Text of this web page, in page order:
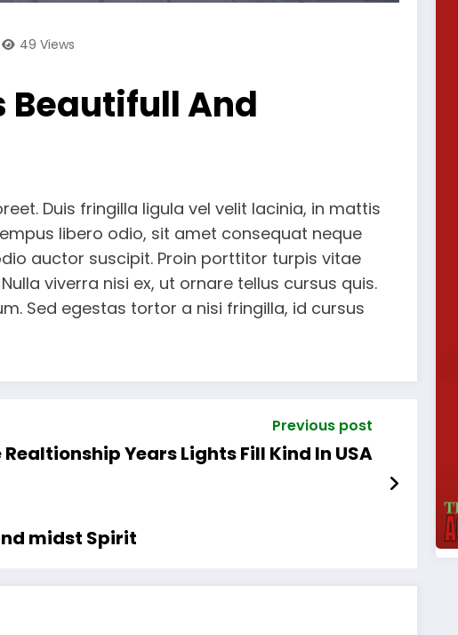
49 Views
Beautifull And
Duis fringilla ligula vel velit lacinia, in mattis
libero odio, sit amet consequat neque
auctor suscipit. Proin porttitor turpis vitae
viverra nisi ex, ut ornare tellus cursus quis.
Sed egestas tortor a nisi fringilla, id cursus
Previous post
Realtionship Years Lights Fill Kind In USA
midst Spirit